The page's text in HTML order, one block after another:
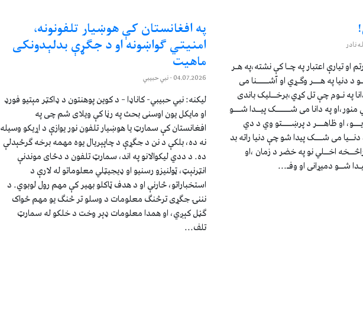
نادر
او تیارې اعتبار په چـا کې نشته،په هـر
دنیا په هـــر وګـړي او آشـــــنا می
په نـوم چې تل کړي،برخــلیک باندی
په دانا می شــــــک پیــدا شـــو
او ظاهـــر د پرښــــتو وي د دي
دنــیا می شـــک پیدا شو چې دنیا راته بد
اخــلي نو په خضر د زمان ،او
شــو دمیړانی او وفـ...
په افغانستان کې هوښیار تلفونونه،
امنیتي ګواښونه او د جګړې بدلېدونکی
ماهیت
04.07.2026- نبي حبیبي
لیکنه: نبي حبیبي- کاناډا – د کوین پوهنتون د ډاکټر مېتیو فورډ
او مایکل یون اوسنی بحث په رڼا کې ویلای شم چی په
افغانستان کې سمارټ یا هوښیار تلفون نور یوازې د اړیکو وسیله
نه ده، بلکې د نن د جګړې د چاپېریال یوه مهمه برخه ګرځېدلې
ده. د ددي لیکوالانو په اند، سمارټ تلفون د دځای موندنې
انټرنېټ، ټولنیزو رسنیو او ډیجیټلي معلوماتو له لارې د
استخباراتو، څارنې او د هدف ټاکلو بهیر کې مهم رول لوبوي. د
نننۍ جګړی ترڅنګ معلومات د وسلو تر څنګ یو مهم ځواک
ګڼل کېږي، او همدا معلومات ډېر وخت د خلکو له سمارټ
تلف...